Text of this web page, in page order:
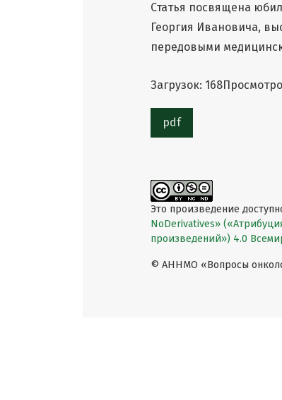
Статья посвящена
Георгия Ивановича,
передовыми
Загрузок: 168
pdf
Это произведение
NoDerivatives»
произведений») 4.0
© АННМО «Вопросы